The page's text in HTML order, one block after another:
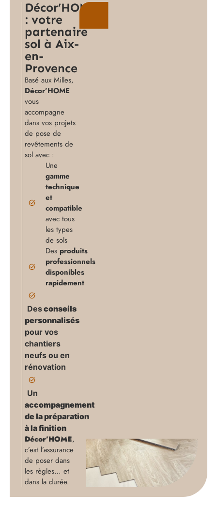
Décor’HOME
: votre
partenaire
sol à Aix-
en-
Provence
Basé aux Milles,
Décor’HOME
vous
accompagne
dans vos projets
de pose de
revêtements de
sol avec :
Une
gamme
technique
et
compatible
avec tous
les types
de sols
Desproduits
professionnels
disponibles
rapidement
Desconseils
personnalisés
pour vos
chantiers
neufs ou en
rénovation
Un
accompagnement
de la préparation
à la finition
Décor’HOME,
c’est l’assurance
de poser dans
les règles… et
dans la durée.